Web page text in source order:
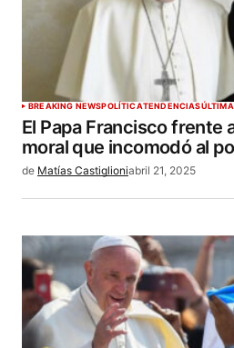
BREAKING NEWSPOLÍTICATENDENCIAS
El Papa Francisco frente
moral que incomodó al
de Matías Castiglioniabril 21, 2025